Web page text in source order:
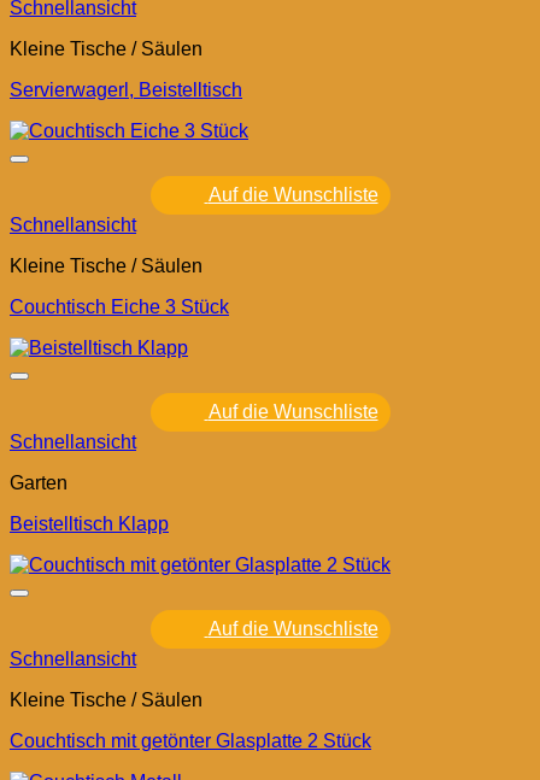
Schnellansicht
Kleine Tische / Säulen
Servierwagerl, Beistelltisch
Auf die Wunschliste
Schnellansicht
Kleine Tische / Säulen
Couchtisch Eiche 3 Stück
Auf die Wunschliste
Schnellansicht
Garten
Beistelltisch Klapp
Auf die Wunschliste
Schnellansicht
Kleine Tische / Säulen
Couchtisch mit getönter Glasplatte 2 Stück